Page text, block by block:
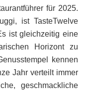
für 2025.
ist TasteTwelve
ist gleichzeitig eine
Horizont zu
kennen
Jahr verteilt immer
geschmackliche